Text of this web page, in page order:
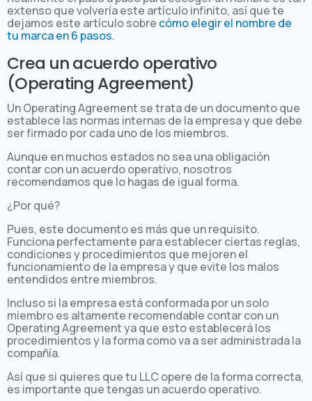
extenso que volvería este artículo infinito, así que te
dejamos este artículo sobre cómo elegir el nombre de
tu marca en 6 pasos.
Crea un acuerdo operativo
(Operating Agreement)
Un Operating Agreement se trata de un documento que
establece las normas internas de la empresa y que debe
ser firmado por cada uno de los miembros.
Aunque en muchos estados no sea una obligación
contar con un acuerdo operativo, nosotros
recomendamos que lo hagas de igual forma.
¿Por qué?
Pues, este documento es más que un requisito.
Funciona perfectamente para establecer ciertas reglas,
condiciones y procedimientos que mejoren el
funcionamiento de la empresa y que evite los malos
entendidos entre miembros.
Incluso si la empresa está conformada por un solo
miembro es altamente recomendable contar con un
Operating Agreement ya que esto establecerá los
procedimientos y la forma como va a ser administrada la
compañía.
Así que si quieres que tu LLC opere de la forma correcta,
es importante que tengas un acuerdo operativo.